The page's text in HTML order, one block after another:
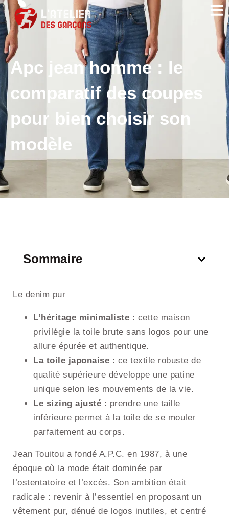
Apc jean homme : le
comparatif des coupes
pour bien choisir son
modèle
Sommaire
Le denim pur
L’héritage minimaliste : cette maison
privilégie la toile brute sans logos pour une
allure épurée et authentique.
La toile japonaise : ce textile robuste de
qualité supérieure développe une patine
unique selon les mouvements de la vie.
Le sizing ajusté : prendre une taille
inférieure permet à la toile de se mouler
parfaitement au corps.
Jean Touitou a fondé A.P.C. en 1987, à une
époque où la mode était dominée par
l’ostentatoire et l’excès. Son ambition était
radicale : revenir à l’essentiel en proposant un
vêtement pur, dénué de logos inutiles, et centré